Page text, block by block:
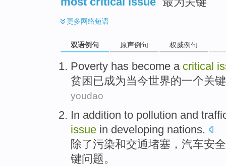
更多网络短语
双语例句 原声例句 权威例句
Poverty has become a critical
贫困 已成为当今世界的一个关键
youdao
In addition to pollution and
issue in developing nations.
除了污染和交通堵塞 ， 汽车安全
键问题。